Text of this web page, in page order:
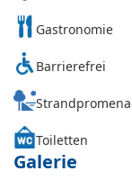
Gastronomie
Barrierefrei
Toiletten
Galerie